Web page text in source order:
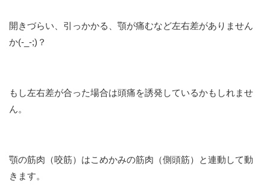
開きづらい、引っかかる、顎が痛むなど左右差がありません
か(-_-;)？
もし左右差が合った場合は頭痛を誘発しているかもしれませ
ん。
顎の筋肉（咬筋）はこめかみの筋肉（側頭筋）と連動して動
きます。